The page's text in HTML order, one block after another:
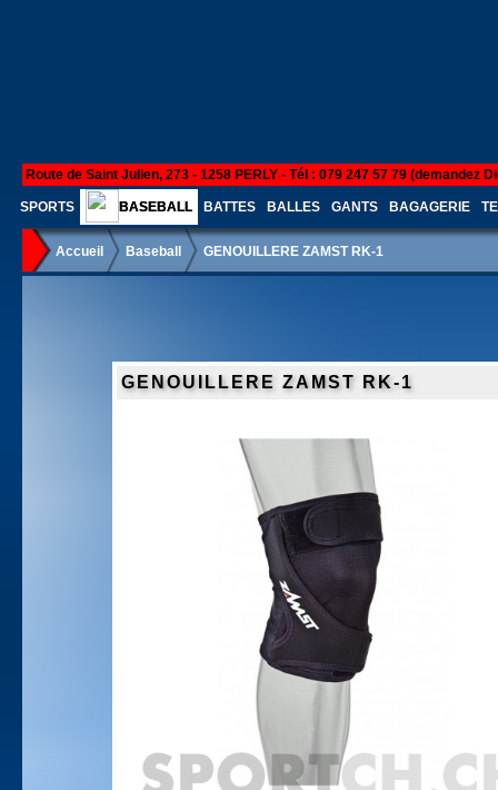
Route de Saint Julien, 273 - 1258 PERLY - Tél : 079 247 57 79 (demandez
SPORTS BASEBALL BATTES BALLES GANTS BAGAGERIE
Accueil Baseball GENOUILLERE ZAMST RK-1
GENOUILLERE ZAMST RK-1